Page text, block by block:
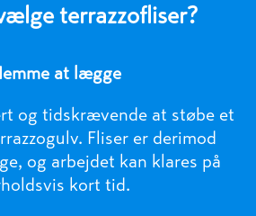
terrazzofliser?
at lægge
og tidskrævende at støbe et
Fliser er derimod
og arbejdet kan klares på
kort tid.